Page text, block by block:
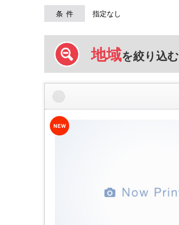
条件 指定なし
地域を絞り込む